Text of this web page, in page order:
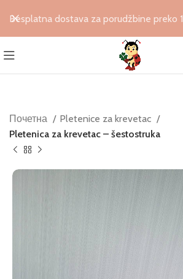
Почетна
Pletenice za krevetac
Pletenica za krevetac – šestostruka
Besplatna dostava za porudžbine preko